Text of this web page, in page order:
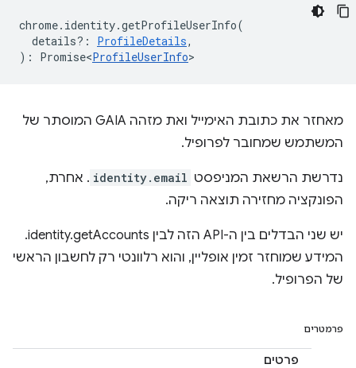
chrome. identity.getProfileUserInfo(
details? : ProfileDetails,
) : Promise<ProfileUserInfo>
מאחזר את כתובת האימייל ואת מזהה GAIA המוסתר של
המשתמש שמחובר לפרופיל.
נדרשת הרשאת המניפסט identity.email . אחרת,
הפונקציה מחזירה תוצאה ריקה.
יש שני הבדלים בין ה-API הזה לבין identity.getAccounts.
המידע שמוחזר זמין אופליין, והוא רלוונטי רק לחשבון הראשי
של הפרופיל.
פרמטרים
פרטים